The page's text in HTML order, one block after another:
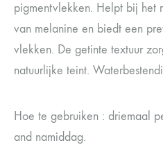
pigmentvlekken. Helpt bij het
van melanine en biedt een
vlekken. De getinte textuur
natuurlijke teint.
Hoe te gebruiken : driemaal
and namiddag.